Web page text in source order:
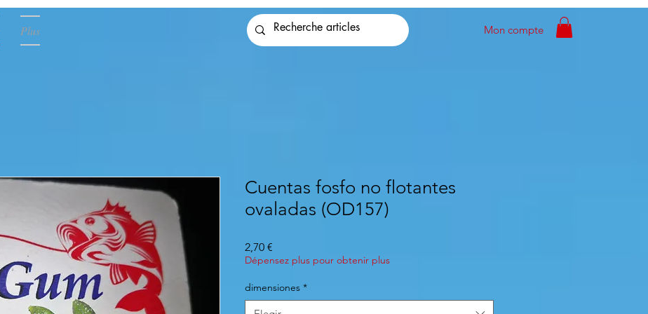
Plus Mon compte
Cuentas fosfo no flotantes
ovaladas (OD157)
2,70 €
Dépensez plus pour obtenir plus
dimensiones *